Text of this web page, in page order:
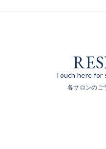
Touch here for
各サロンのご